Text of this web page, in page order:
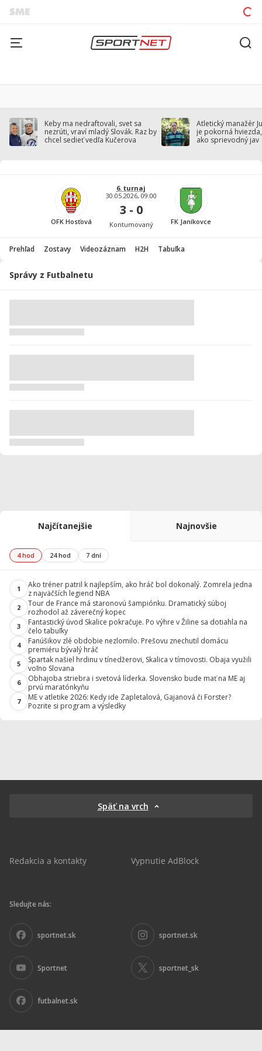
Keby ma nedraftovali, svet sa
nezrúti, vraví mladý Slovák. Raz by
chcel sedieť vedľa Kučerova
Atletický manažér
je pokorná
ako sprievodný jav
OFK Hosťová
6. turnaj
30.05.2026, 09:00
3 - 0
Kontumovaný FK Janíkovce
Prehľad Zostavy Videozáznam H2H Tabuľka
Správy z Futbalnetu
Najčítanejšie Najnovšie
4 hod 24 hod 7 dní
1
Ako tréner patril k najlepším, ako hráč bol dokonalý. Zomrela jedna
z najväčších legiend NBA
2
Tour de France má staronovú šampiónku. Dramatický súboj
rozhodol až záverečný kopec
3
Fantastický úvod Skalice pokračuje. Po výhre v Žiline sa dotiahla na
čelo tabuľky
4
Fanúšikov zlé obdobie nezlomilo. Prešovu znechutil domácu
premiéru bývalý hráč
5
Spartak našiel hrdinu v tínedžerovi, Skalica v tímovosti. Obaja využili
voľno Slovana
6
Obhajoba striebra i svetová líderka. Slovensko bude mať na ME aj
prvú maratónkyňu
7
ME v atletike 2026: Kedy ide Zapletalová, Gajanová či Forster?
Pozrite si program a výsledky
Späť na vrch
Redakcia a kontakty Vypnutie AdBlock
Sledujte nás:
sportnet.sk sportnet.sk
Sportnet sportnet_sk
futbalnet.sk